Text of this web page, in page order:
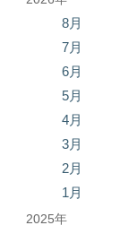
8月
7月
6月
5月
4月
3月
2月
1月
2025年